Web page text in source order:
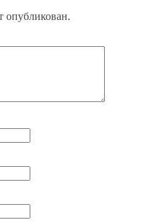
опубликован.